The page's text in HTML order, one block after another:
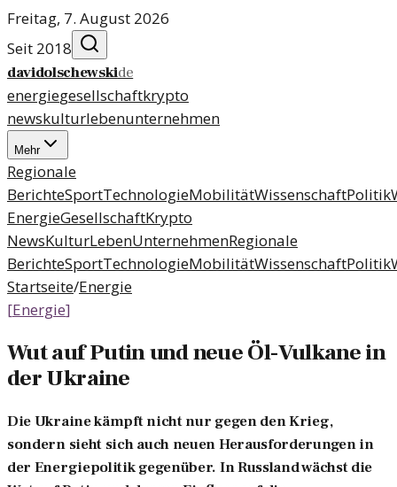
Freitag, 7. August 2026
Seit 2018
davidolschewskide
energiegesellschaftkrypto
newskulturlebenunternehmen
Mehr
Regionale
BerichteSportTechnologieMobilitätWissenschaftPolitik
EnergieGesellschaftKrypto
NewsKulturLebenUnternehmenRegionale
BerichteSportTechnologieMobilitätWissenschaftPolitik
Startseite/Energie
[Energie]
Wut auf Putin und neue Öl-Vulkane in
der Ukraine
Die Ukraine kämpft nicht nur gegen den Krieg,
sondern sieht sich auch neuen Herausforderungen in
der Energiepolitik gegenüber. In Russland wächst die